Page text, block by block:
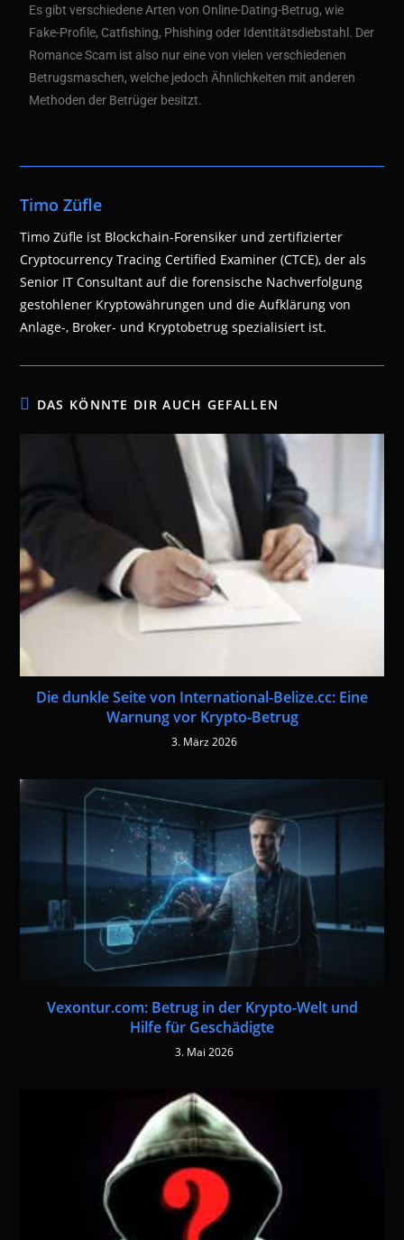
Es gibt verschiedene Arten von Online-Dating-Betrug, wie
Fake-Profile, Catfishing, Phishing oder Identitätsdiebstahl. Der
Romance Scam ist also nur eine von vielen verschiedenen
Betrugsmaschen, welche jedoch Ähnlichkeiten mit anderen
Methoden der Betrüger besitzt.
Timo Züfle
Timo Züfle ist Blockchain-Forensiker und zertifizierter
Cryptocurrency Tracing Certified Examiner (CTCE), der als
Senior IT Consultant auf die forensische Nachverfolgung
gestohlener Kryptowährungen und die Aufklärung von
Anlage-, Broker- und Kryptobetrug spezialisiert ist.
DAS KÖNNTE DIR AUCH GEFALLEN
Die dunkle Seite von International-Belize.cc: Eine
Warnung vor Krypto-Betrug
3. März 2026
Vexontur.com: Betrug in der Krypto-Welt und
Hilfe für Geschädigte
3. Mai 2026